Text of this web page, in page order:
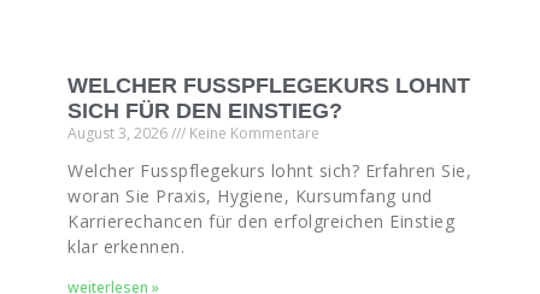
WELCHER FUSSPFLEGEKURS LOHNT
SICH FÜR DEN EINSTIEG?
August 3, 2026 Keine Kommentare
Welcher Fusspflegekurs lohnt sich? Erfahren Sie,
woran Sie Praxis, Hygiene, Kursumfang und
Karrierechancen für den erfolgreichen Einstieg
klar erkennen.
weiterlesen »